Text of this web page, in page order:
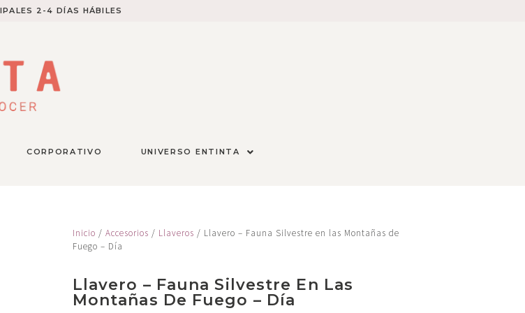
2-4 DÍAS HÁBILES​
CORPORATIVO
UNIVERSO ENTINTA
Inicio / Accesorios / Llaveros / Llavero – Fauna Silvestre en las Montañas de
Fuego – Día
Llavero – Fauna Silvestre En Las
Montañas De Fuego – Día